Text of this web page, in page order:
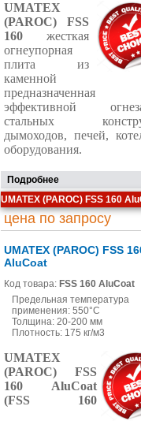
UMATEX
(PAROC) FSS
160 жесткая
огнеупорная
плита из
каменной
эффективной
стальных
дымоходов, печей,
оборудования.
Подробнее
UMATEX (PAROC) FSS 160
цена по запросу
UMATEX (PAROC) FSS
AluCoat
Код товара: FSS 160 AluCoat
Предельная температура
применения: 550°C
Толщина: 20-200 мм
Плотность: 175 кг/м3
UMATEX
(PAROC) FSS
160 AluCoat
(FSS 160